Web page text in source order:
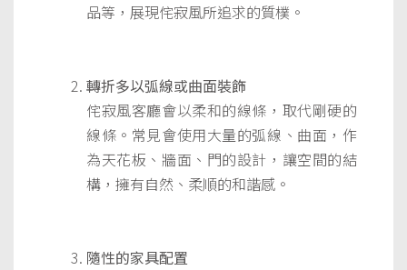
品等，展現侘寂風所追求的質樸。
轉折多以弧線或曲面裝飾
侘寂風客廳會以柔和的線條，取代剛硬的
線條。常見會使用大量的弧線、曲面，作
為天花板、牆面、門的設計，讓空間的結
構，擁有自然、柔順的和諧感。
隨性的家具配置